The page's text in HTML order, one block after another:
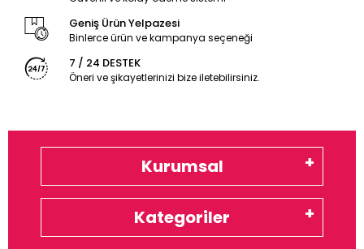
Geniş Ürün Yelpazesi
Binlerce ürün ve kampanya seçeneği
7 / 24 DESTEK
Öneri ve şikayetlerinizi bize iletebilirsiniz.
Kurumsal
Kategoriler